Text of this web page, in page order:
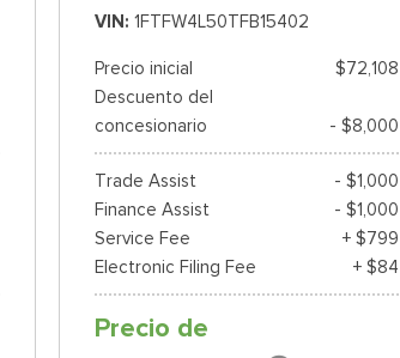
VIN
1FTFW4L50TFB15402
Precio inicial
$72,108
Descuento del
concesionario
- $8,000
Trade Assist
- $1,000
Finance Assist
- $1,000
Service Fee
+ $799
Electronic Filing Fee
+ $84
Precio de